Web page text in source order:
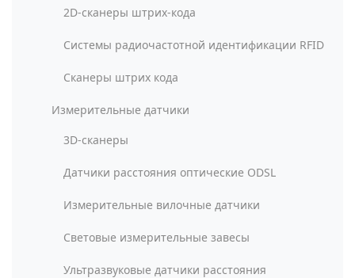
2D-сканеры штрих-кода
Системы радиочастотной идентификации RFID
Сканеры штрих кода
Измерительные датчики
3D-сканеры
Датчики расстояния оптические ODSL
Измерительные вилочные датчики
Световые измерительные завесы
Ультразвуковые датчики расстояния